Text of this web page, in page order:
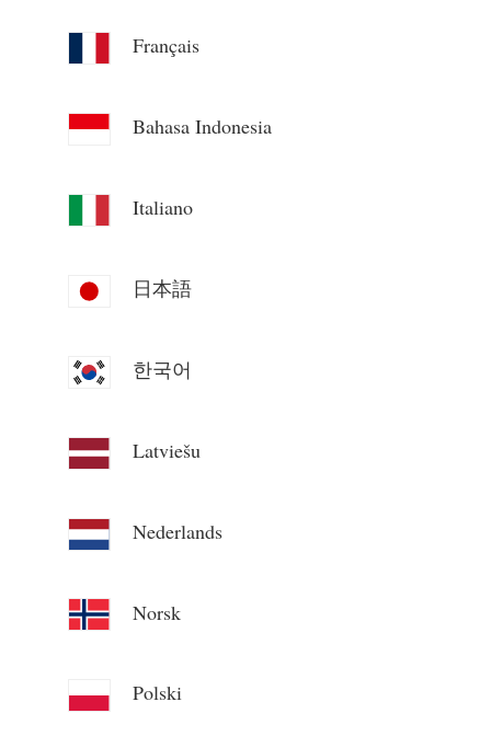
App Store
PV-rangering
Français
Bahasa Indonesia
Italiano
日本語
한국어
Latviešu
Nederlands
Norsk
Polski